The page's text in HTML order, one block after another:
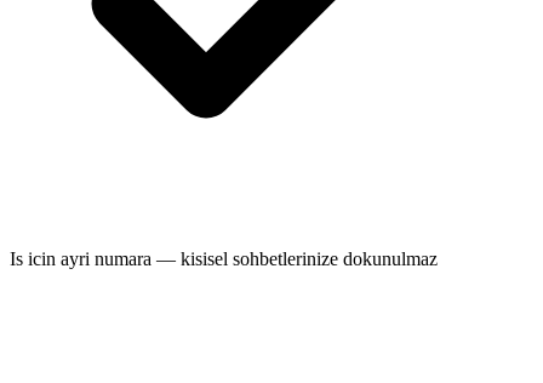
Is icin ayri numara — kisisel sohbetlerinize dokunulmaz